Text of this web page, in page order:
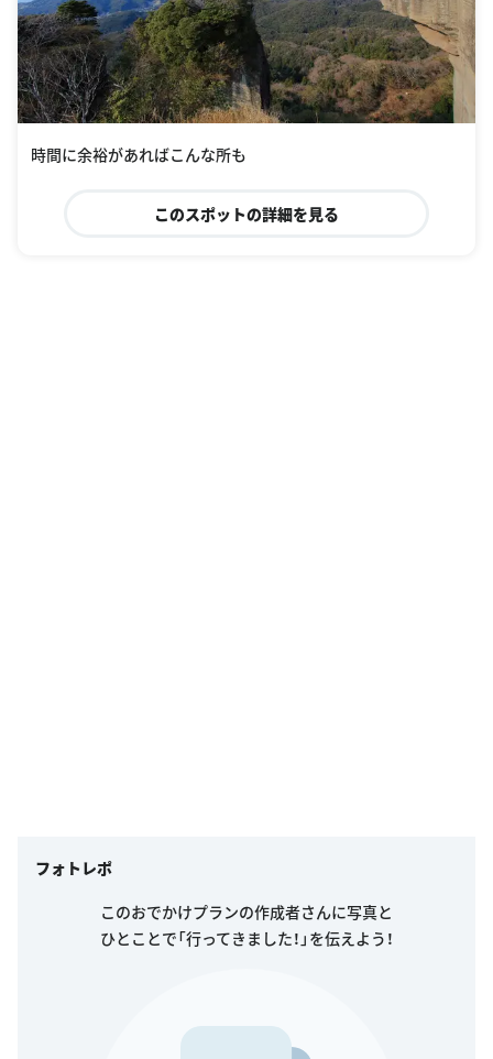
時間に余裕があればこんな所も
このスポットの詳細を見る
フォトレポ
このおでかけプランの作成者さんに写真と
ひとことで「行ってきました！」を伝えよう！